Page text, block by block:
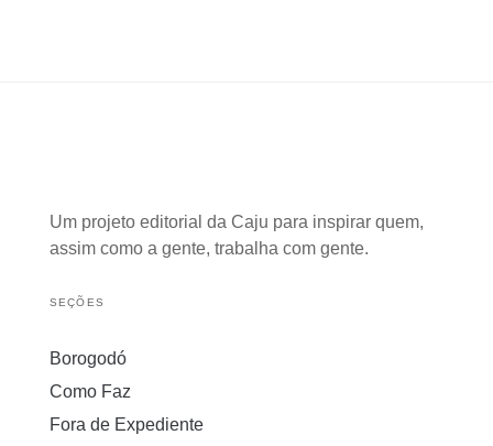
Um projeto editorial da Caju para inspirar quem,
assim como a gente, trabalha com gente.
SEÇÕES
Borogodó
Como Faz
Fora de Expediente